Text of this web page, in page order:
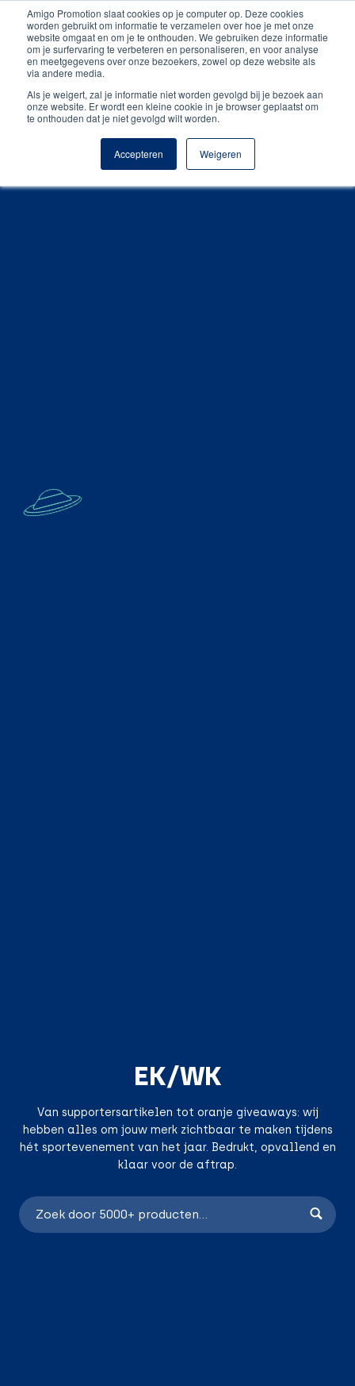
Amigo Promotion slaat cookies op je computer op. Deze cookies
worden gebruikt om informatie te verzamelen over hoe je met onze
website omgaat en om je te onthouden. We gebruiken deze informatie
om je surfervaring te verbeteren en personaliseren, en voor analyse
en meetgegevens over onze bezoekers, zowel op deze website als
via andere media.
Als je weigert, zal je informatie niet worden gevolgd bij je bezoek aan
onze website. Er wordt een kleine cookie in je browser geplaatst om
te onthouden dat je niet gevolgd wilt worden.
Accepteren Weigeren
Unieke producten
Gratis digitale drukproef
EK/WK
Van supportersartikelen tot oranje giveaways: wij
hebben alles om jouw merk zichtbaar te maken tijdens
hét sportevenement van het jaar. Bedrukt, opvallend en
klaar voor de aftrap.